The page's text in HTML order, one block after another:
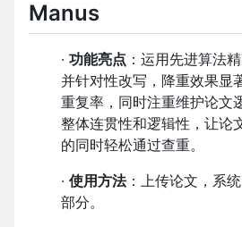
Manus
· 功能亮点 ：运用先进算法
并针对性改写，降重效果显
重复率，同时注重维护论文
整体连贯性和逻辑性，让论
的同时轻松通过查重。
· 使用方法：上传论文，系
部分。